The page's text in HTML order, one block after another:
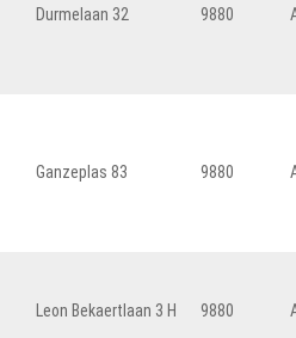
Durmelaan 32 9880
Ganzeplas 83 9880
Leon Bekaertlaan 3 H 9880